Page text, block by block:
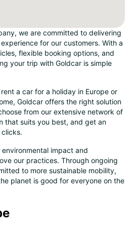
we are committed to delivering
for our customers. With a
flexible booking options, and
your trip with Goldcar is simple
a car for a holiday in Europe or
Goldcar offers the right solution
from our extensive network of
that suits you best, and get an
impact and
our practices. Through ongoing
to more sustainable mobility,
planet is good for everyone on the